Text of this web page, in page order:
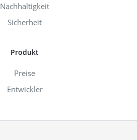
Nachhaltigkeit
Sicherheit
Produkt
Preise
Entwickler